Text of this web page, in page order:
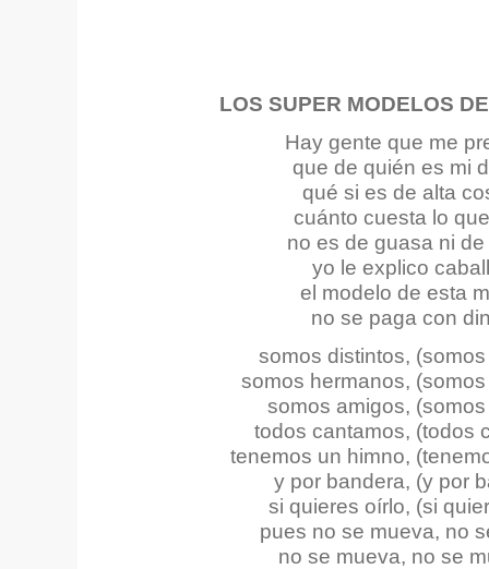
LOS SUPER MODELOS
Hay gente que me
que de quién es mi
qué si es de alta
cuánto cuesta lo
no es de guasa ni
yo le explico
el modelo de esta
no se paga con
somos distintos,
somos hermanos,
somos amigos,
todos cantamos, (todos
tenemos un himno,
y por bandera, (y por
si quieres oírlo, (si
pues no se mueva, no
no se mueva, no se